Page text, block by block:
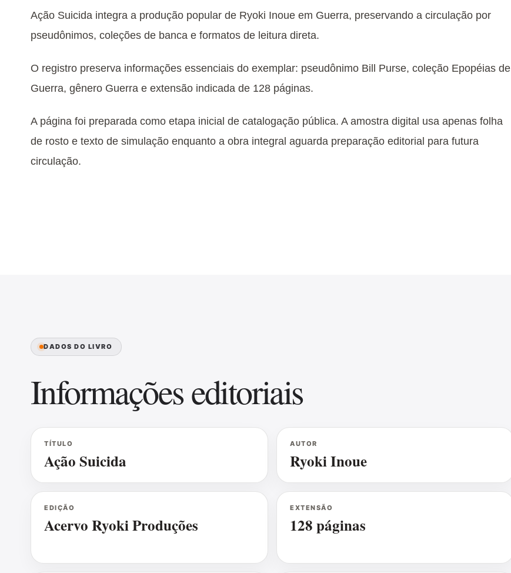
Ação Suicida integra a produção popular de Ryoki Inoue em Guerra, preservando a circulação por
pseudônimos, coleções de banca e formatos de leitura direta.
O registro preserva informações essenciais do exemplar: pseudônimo Bill Purse, coleção Epopéias de
Guerra, gênero Guerra e extensão indicada de 128 páginas.
A página foi preparada como etapa inicial de catalogação pública. A amostra digital usa apenas folha
de rosto e texto de simulação enquanto a obra integral aguarda preparação editorial para futura
circulação.
DADOS DO LIVRO
Informações editoriais
TÍTULO
Ação Suicida
AUTOR
Ryoki Inoue
EDIÇÃO
Acervo Ryoki Produções
EXTENSÃO
128 páginas